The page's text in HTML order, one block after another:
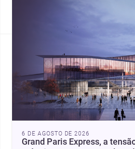
6 DE AGOSTO DE 2026
Grand Paris Express, a